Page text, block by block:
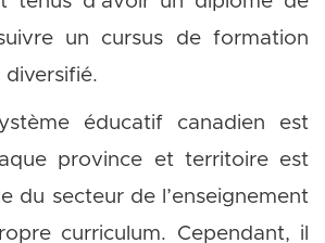
un cursus de formation
éducatif canadien est
province et territoire est
du secteur de l’enseignement
curriculum. Cependant, il